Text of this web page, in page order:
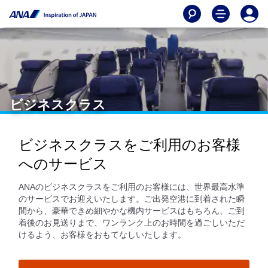
ビジネスクラス
ビジネスクラスをご利用のお客様
へのサービス
ANAのビジネスクラスをご利用のお客様には、世界最高水準
のサービスでお迎えいたします。ご出発空港に到着された瞬
間から、豪華できめ細やかな機内サービスはもちろん、ご到
着後のお見送りまで、ワンランク上のお時間を過ごしいただ
けるよう、お客様をおもてなしいたします。